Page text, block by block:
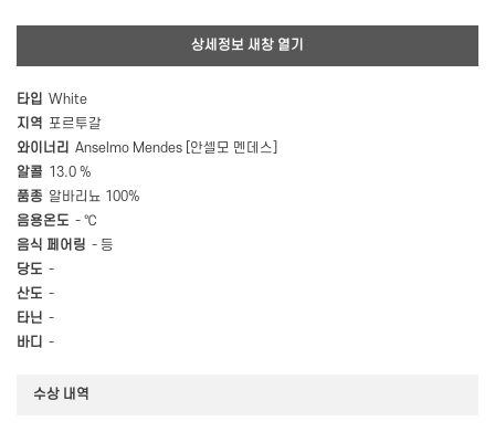
상세정보 새창 열기
타입 White
지역 포르투갈
와이너리 Anselmo Mendes [안셀모 멘데스]
알콜 13.0 %
품종 알바리뇨 100%
음용온도 - ℃
음식 페어링 - 등
당도 -
산도 -
타닌 -
바디 -
수상 내역